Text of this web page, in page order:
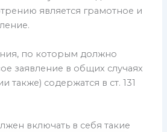
является грамотное и
по которым должно
заявление в общих случаях
также) содержатся в ст. 131
включать в себя такие